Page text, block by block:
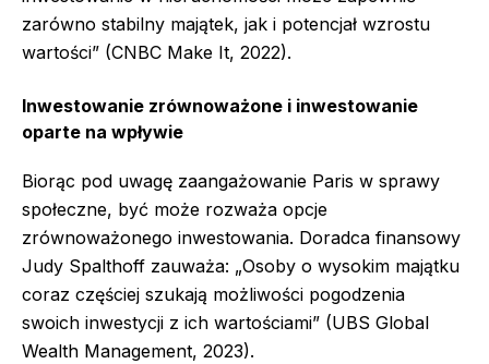
zarówno stabilny majątek, jak i potencjał wzrostu
wartości” (CNBC Make It, 2022).
Inwestowanie zrównoważone i inwestowanie
oparte na wpływie
Biorąc pod uwagę zaangażowanie Paris w sprawy
społeczne, być może rozważa opcje
zrównoważonego inwestowania. Doradca finansowy
Judy Spalthoff zauważa: „Osoby o wysokim majątku
coraz częściej szukają możliwości pogodzenia
swoich inwestycji z ich wartościami” (UBS Global
Wealth Management, 2023).